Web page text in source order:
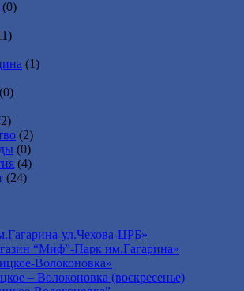
(0)
(1)
(0)
(2)
(0)
(4)
(24)
ул.Чехова-ЦРБ»
“Миф”-Парк им.Гагарина»
Волоконовка»
– Волоконовка (воскресенье)